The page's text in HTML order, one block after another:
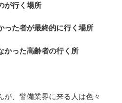
が行く場所
った者が最終的に行く場所
かった高齢者の行く所
が、警備業界に来る人は色々